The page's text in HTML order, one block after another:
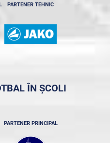
PARTENER TEHNIC
ÎN ȘCOLI
PARTENER PRINCIPAL